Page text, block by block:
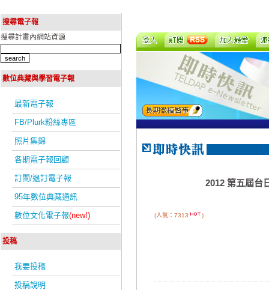
搜尋電子報
搜尋計畫內網站資源
數位典藏與學習電子報
最新電子報
FB/Plurk粉絲專區
照片集錦
各期電子報回顧
訂閱/退訂電子報
95年數位典藏通訊
數位文化電子報(new!)
投稿
我要投稿
投稿說明
2012 第五屆台
(人氣：7313 )